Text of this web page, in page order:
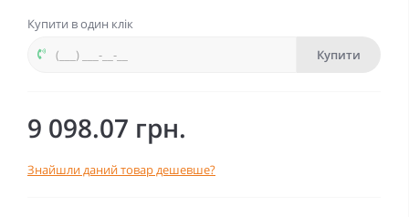
Купити в один клік
Купити
9 098.07 грн.
Знайшли даний товар дешевше?